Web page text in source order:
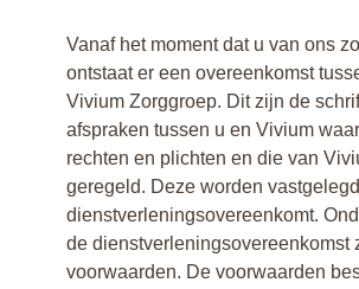
Kwaliteitsbeeld
Vanaf het moment dat u van ons
ontstaat er een overeenkomst
Vivium Zorggroep. Dit zijn de
afspraken tussen u en Vivium
rechten en plichten en die van
geregeld. Deze worden
dienstverleningsovereenkomt.
de dienstverleningsovereenkomst
voorwaarden. De voorwaarden